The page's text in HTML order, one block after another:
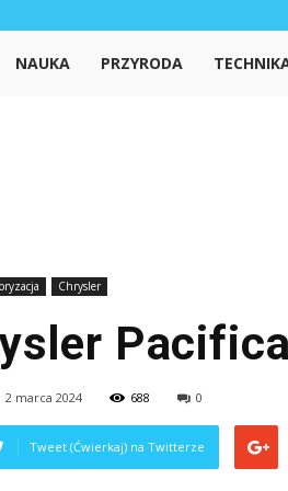
NAUKA PRZYRODA
Chrysler
2 marca 2024 688 0
Tweet (Ćwierkaj) na Twitterze